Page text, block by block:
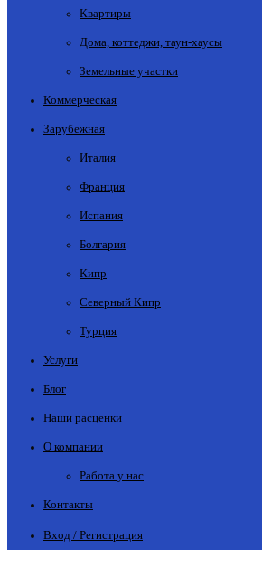
Квартиры
Дома, коттеджи, таун-хаусы
Земельные участки
Коммерческая
Зарубежная
Италия
Франция
Испания
Болгария
Кипр
Северный Кипр
Турция
Услуги
Блог
Наши расценки
О компании
Работа у нас
Контакты
Вход / Регистрация